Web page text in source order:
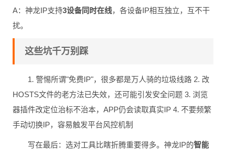
A：神龙IP支持3设备同时在线，各设备IP相互独立，互不干
扰。
这些坑千万别踩
1. 警惕所谓"免费IP"，很多都是万人骑的垃圾线路 2. 改
HOSTS文件的老方法已失效，还可能引发安全问题 3. 浏览
器插件改定位治标不治本，APP仍会读取真实IP 4. 不要频繁
手动切换IP，容易触发平台风控机制
写在最后：选对工具比瞎折腾重要得多。神龙IP的智能